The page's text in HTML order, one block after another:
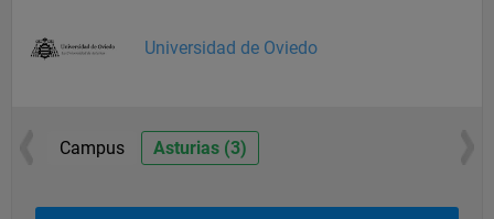
Universidad de Oviedo
Campus Asturias (3)